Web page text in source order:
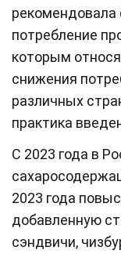
рекомендовала
потребление
которым
снижения
различных
практика
С 2023 года в
2023 года
добавленную
сэндвичи,